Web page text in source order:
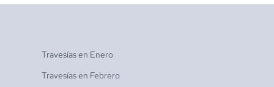
Travesías en Enero
Travesías en Febrero